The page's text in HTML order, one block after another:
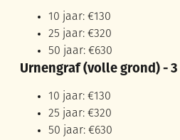
10 jaar: €130
25 jaar: €320
50 jaar: €630
Urnengraf (volle grond) - 3
10 jaar: €130
25 jaar: €320
50 jaar: €630